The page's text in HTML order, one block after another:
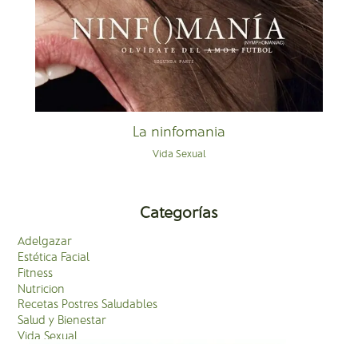
La ninfomania
Vida Sexual
Categorías
Adelgazar
Estética Facial
Fitness
Nutricion
Recetas Postres Saludables
Salud y Bienestar
Vida Sexual